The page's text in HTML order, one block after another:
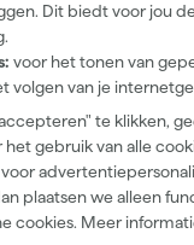
Dit biedt voor jou
voor het tonen van
volgen van je
te klikken,
gebruik van alle
plaatsen we alleen
cookies. Meer
Farrow & Ball
Kleurenwaaie
r
Maandag
bezorgd
22,00